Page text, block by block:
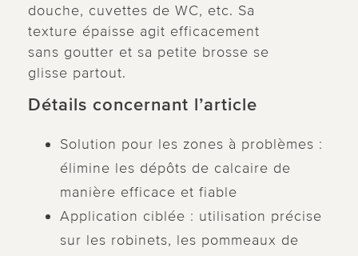
douche, cuvettes de WC, etc. Sa
texture épaisse agit efficacement
sans goutter et sa petite brosse se
glisse partout.
Détails concernant l’article
Solution pour les zones à problèmes :
élimine les dépôts de calcaire de
manière efficace et fiable
Application ciblée : utilisation précise
sur les robinets, les pommeaux de